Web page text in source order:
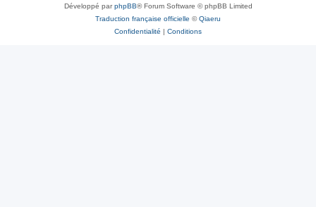
Développé parphpBB® Forum Software © phpBB Limited
Traduction française officielle ©Qiaeru
Confidentialité | Conditions